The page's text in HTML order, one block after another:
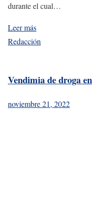
durante el cual…
Leer más
Redacción
Vendimia de droga
noviembre 21, 2022